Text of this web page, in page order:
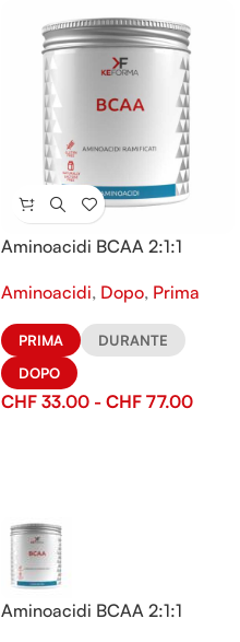
Aminoacidi BCAA 2:1:1
Aminoacidi, Dopo, Prima
PRIMA
DURANTE
DOPO
CHF 33.00 - CHF 77.00
Aminoacidi BCAA 2:1:1